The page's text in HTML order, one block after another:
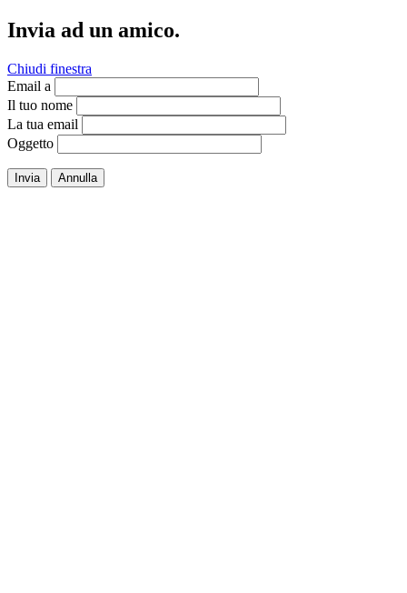
Invia ad un amico.
Chiudi finestra
Email a
Il tuo nome
La tua email
Oggetto
Invia Annulla